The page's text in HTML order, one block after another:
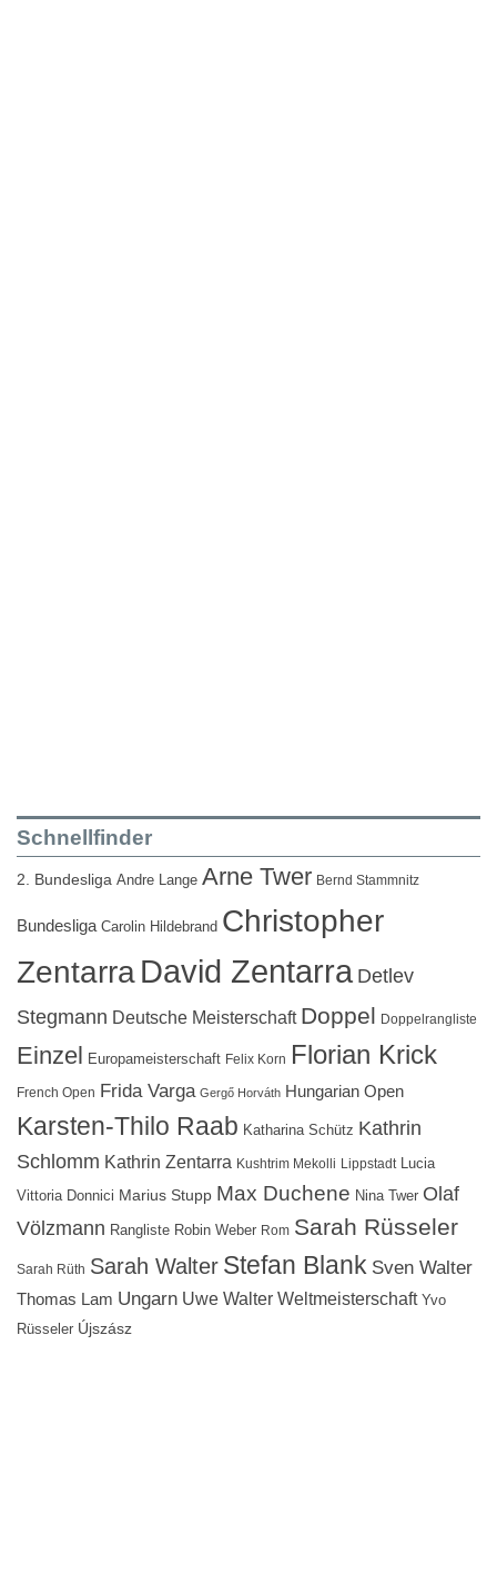
Schnellfinder
2. Bundesliga Andre Lange Arne Twer Bernd Stammnitz
Bundesliga Carolin Hildebrand Christopher
ZentarraDavid Zentarra Detlev
Stegmann Deutsche Meisterschaft Doppel Doppelrangliste
Einzel Europameisterschaft Felix Korn Florian Krick
French Open Frida Varga Gergő Horváth Hungarian Open
Karsten-Thilo Raab Katharina Schütz Kathrin
Schlomm Kathrin Zentarra Kushtrim Mekolli Lippstadt
Lucia
Vittoria Donnici Marius Stupp Max Duchene Nina Twer Olaf
Völzmann Rangliste Robin Weber Rom Sarah Rüsseler
Sarah Rüth Sarah Walter Stefan Blank Sven Walter
Thomas Lam Ungarn Uwe Walter Weltmeisterschaft Yvo
Rüsseler Újszász